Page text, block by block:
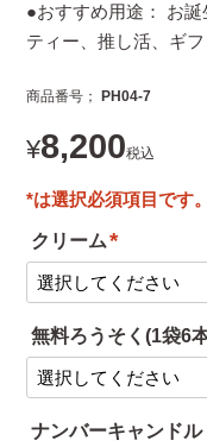
●おすすめ用途： お
ティー、推し活、ギ
商品番号 PH04-7
¥8,200税込
クリーム
(
必
須
)
無料ろうそく(1袋6
ナンバーキャンドル